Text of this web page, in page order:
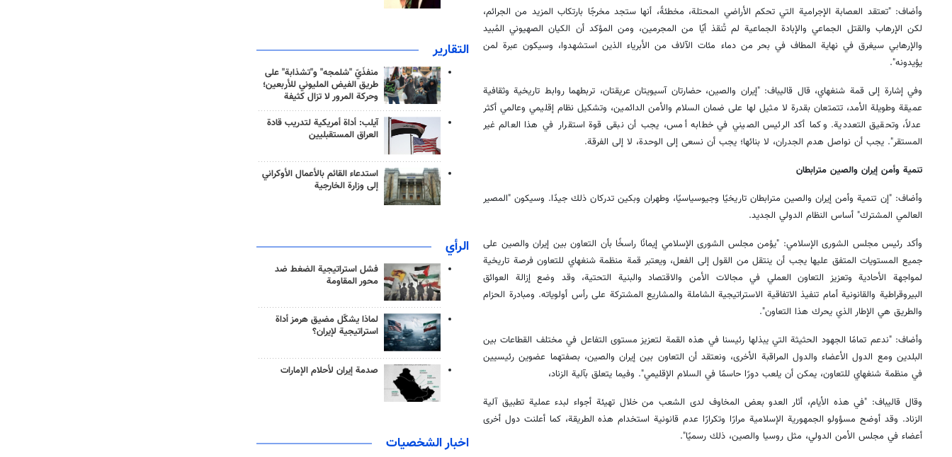
وأضاف: "تعتقد العصابة الإجرامية التي تحكم الأراضي المحتلة، مخطئةً، أنها ستجد مخرجًا بارتكاب المزيد من الجرائم،
لكن الإرهاب والقتل الجماعي والإبادة الجماعية لم تُنقذ أيًا من المجرمين، ومن المؤكد أن الكيان الصهيوني المُبيد
والإرهابي سيغرق في نهاية المطاف في بحر من دماء مئات الآلاف من الأبرياء الذين استشهدوا، وسيكون عبرة لمن
يؤيدونه".
وفي إشارة إلى قمة شنغهاي، قال قاليباف: "إيران والصين، حضارتان آسيويتان عريقتان، تربطهما روابط تاريخية وثقافية
عميقة وطويلة الأمد، تتمتعان بقدرة لا مثيل لها على ضمان السلام والأمن الدائمين، وتشكيل نظام إقليمي وعالمي أكثر
عدلاً، وتحقيق التعددية. وكما أكد الرئيس الصيني في خطابه أمس، يجب أن نبقى قوة استقرار في هذا العالم غير
المستقر". يجب أن نواصل هدم الجدران، لا بنائها؛ يجب أن نسعى إلى الوحدة، لا إلى الفرقة.
تنمية وأمن إيران والصين مترابطان
وأضاف: "إن تنمية وأمن إيران والصين مترابطان تاريخيًا وجيوسياسيًا، وطهران وبكين تدركان ذلك جيدًا. وسيكون "المصير
العالمي المشترك" أساس النظام الدولي الجديد.
وأكد رئيس مجلس الشورى الإسلامي: "يؤمن مجلس الشورى الإسلامي إيمانًا راسخًا بأن التعاون بين إيران والصين على
جميع المستويات المتفق عليها يجب أن ينتقل من القول إلى الفعل، ويعتبر قمة منظمة شنغهاي للتعاون فرصة تاريخية
لمواجهة الأحادية وتعزيز التعاون العملي في مجالات الأمن والاقتصاد والبنية التحتية، وقد وضع إزالة العوائق
البيروقراطية والقانونية أمام تنفيذ الاتفاقية الاستراتيجية الشاملة والمشاريع المشتركة على رأس أولوياته. ومبادرة الحزام
والطريق هي الإطار الذي يحرك هذا التعاون".
وأضاف: "ندعم تمامًا الجهود الحثيثة التي يبذلها رئيسنا في هذه القمة لتعزيز مستوى التفاعل في مختلف القطاعات بين
البلدين ومع الدول الأعضاء والدول المراقبة الأخرى، ونعتقد أن التعاون بين إيران والصين، بصفتهما عضوين رئيسيين
في منظمة شنغهاي للتعاون، يمكن أن يلعب دورًا حاسمًا في السلام الإقليمي". وفيما يتعلق بآلية الزناد،
وقال قاليباف: "في هذه الأيام، أثار العدو بعض المخاوف لدى الشعب من خلال تهيئة أجواء لبدء عملية تطبيق آلية
الزناد. وقد أوضح مسؤولو الجمهورية الإسلامية مرارًا وتكرارًا عدم قانونية استخدام هذه الطريقة، كما أعلنت دول أخرى
أعضاء في مجلس الأمن الدولي، مثل روسيا والصين، ذلك رسميًا".
التقارير
منفذَيّ "شلمجه" و"تشذابة" على
طريق الفيض المليوني للأربعين؛
وحركة المرور لا تزال كثيفة
آيلب: أداة أمريكية لتدريب قادة
العراق المستقبليين
استدعاء القائم بالأعمال الأوكراني
إلى وزارة الخارجية
الرأي
فشل استراتيجية الضغط ضد
محور المقاومة
لماذا يشكّل مضيق هرمز أداة
استراتيجية لإيران؟
صدمة إيران لأحلام الإمارات
اخبار الشخصيات